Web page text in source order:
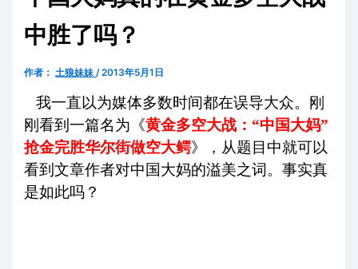
中胜了吗？
作者： 土狼妹妹/2013年5月1日
我一直以为媒体多数时间都在误导大众。刚
刚看到一篇名为《黄金多空大战：“中国大妈”
抢金完胜华尔街做空大鳄》，从题目中就可以
看到文章作者对中国大妈的溢美之词。事实真
是如此吗？